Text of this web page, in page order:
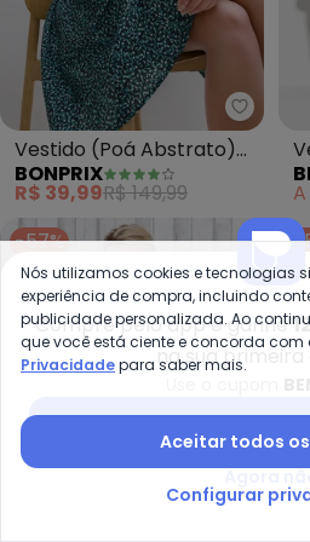
Vestido (Poá Abstrato)
em Malha Fria
BONPRIX
R$ 39,99R$ 149,99
-57%
-
Compre pelo app e ganhe
na sua
Nós utilizamos cookies e tecnologias
experiência de compra, incluindo
publicidade personalizada. Ao
que você está ciente e concorda com
Privacidadepara saber mais.
Aceitar todos
Configurar